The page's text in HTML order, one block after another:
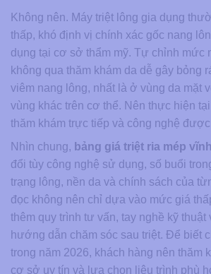
Không nên. Máy triệt lông gia dụng
thấp, khó định vị chính xác gốc nang
dụng tại cơ sở thẩm mỹ. Tự chỉnh mức
không qua thăm khám da dễ gây bỏng
viêm nang lông, nhất là ở vùng da mặt
vùng khác trên cơ thể. Nên thực hiện
thăm khám trực tiếp và công nghệ
Nhìn chung, bảng giá triệt ria mép
đổi tùy công nghệ sử dụng, số buổi
trạng lông, nền da và chính sách của
đọc không nên chỉ dựa vào mức giá
thêm quy trình tư vấn, tay nghề kỹ thuật
hướng dẫn chăm sóc sau triệt. Để biết
trong năm 2026, khách hàng nên thăm
cơ sở uy tín và lựa chọn liệu trình phù